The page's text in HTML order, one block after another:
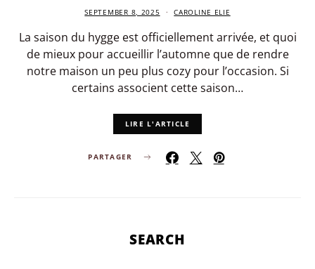
SEPTEMBER 8, 2025 CAROLINE ELIE
La saison du hygge est officiellement arrivée, et quoi
de mieux pour accueillir l’automne que de rendre
notre maison un peu plus cozy pour l’occasion. Si
certains associent cette saison…
LIRE L'ARTICLE
PARTAGER
SEARCH